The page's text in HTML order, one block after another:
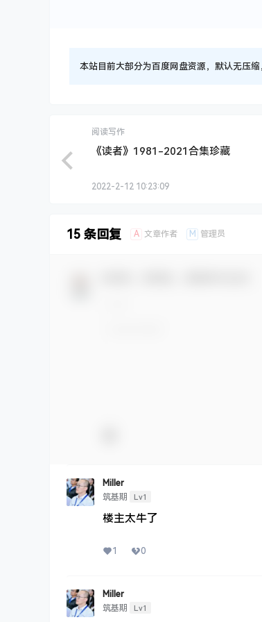
本站目前大部分为百度网盘资源，默认无压
阅读写作
《读者》1981-2021合集珍藏
2022-2-12 10:23:09
15 条回复 A 文章作者 M 管理员
Miller
筑基期
Lv1
楼主太牛了
1 0
Miller
筑基期
Lv1